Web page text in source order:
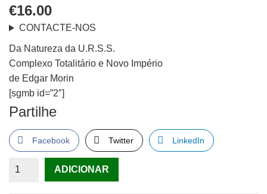
€16.00
CONTACTE-NOS
Da Natureza da U.R.S.S.
Complexo Totalitário e Novo Império
de Edgar Morin
[sgmb id=”2″]
Partilhe
Facebook Twitter LinkedIn
QuantidadeADICIONAR